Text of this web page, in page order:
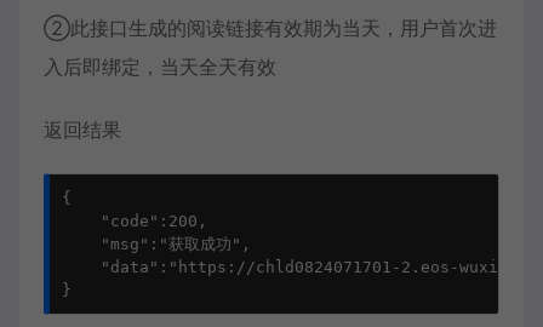
②此接口生成的阅读链接有效期为当天，用户首次进
入后即绑定，当天全天有效
返回结果
{
    "code":200,
    "msg":"获取成功",
"data":"https://chld0824071701-2.eos-wuxi-